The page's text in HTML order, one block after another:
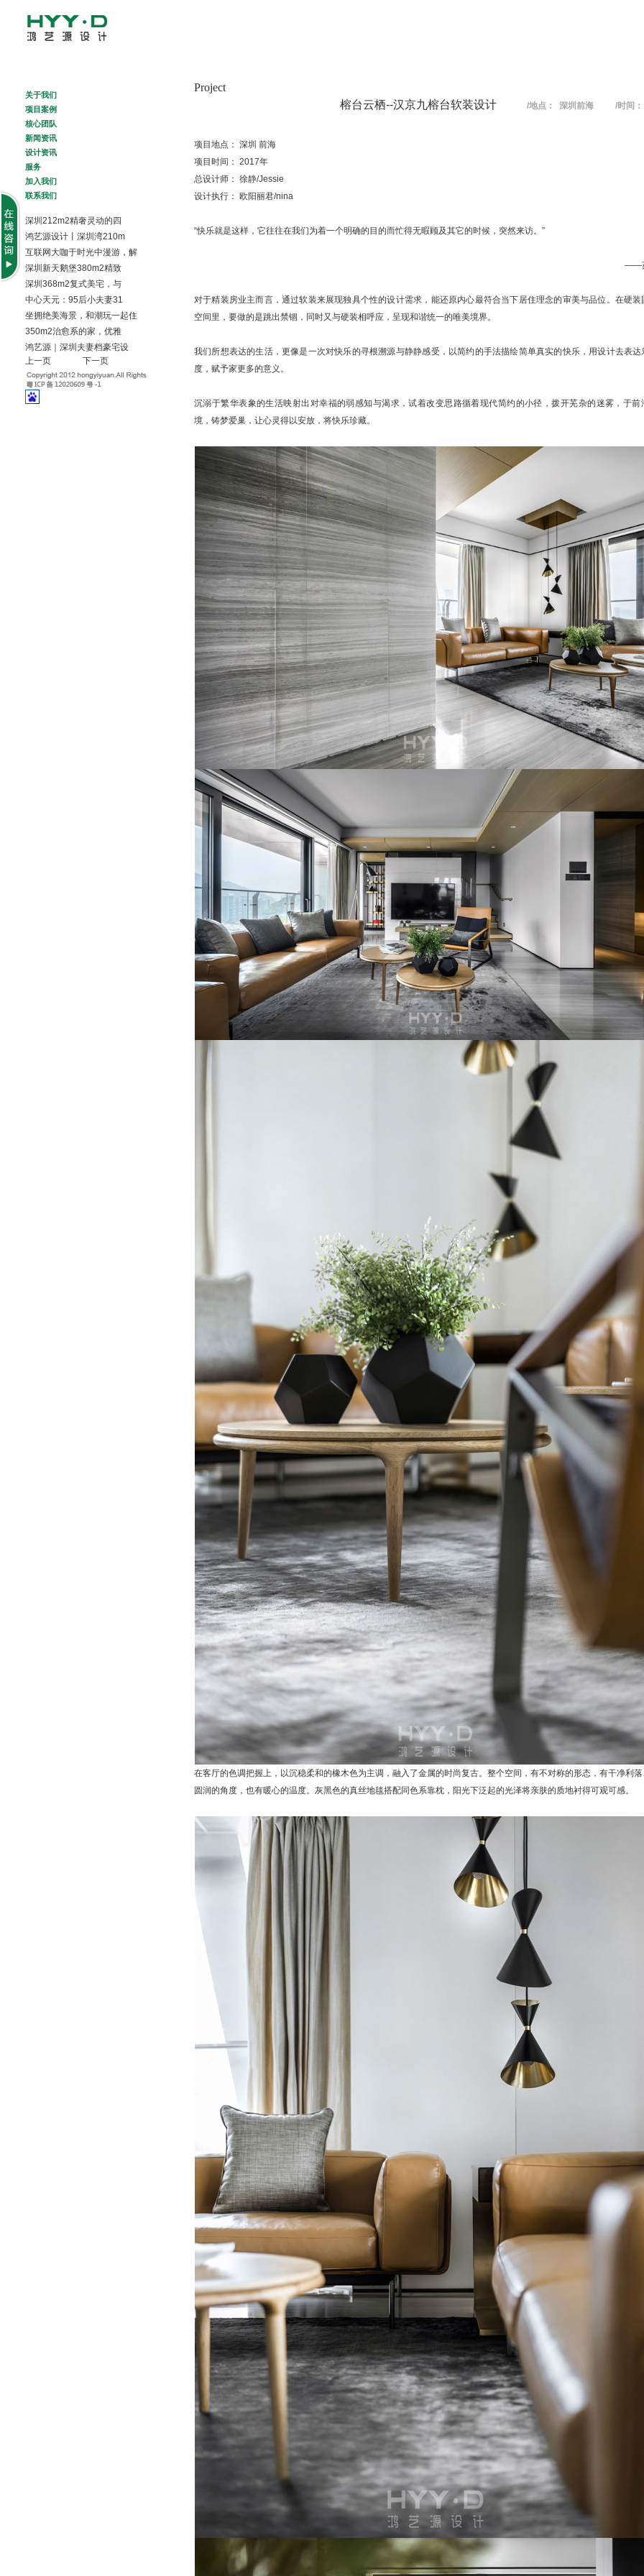
关于我们
Project
项目案例
Creative Team
核心团队
News
新闻资讯
Design News
设计资讯
Services
服务
Join Us
加入我们
Contact Us
联系我们
深圳212m2精奢灵动的四
鸿艺源设计丨深圳湾210m
互联网大咖于时光中漫游，解
深圳新天鹅堡380m2精致
深圳368m2复式美宅，与
中心天元：95后小夫妻31
坐拥绝美海景，和潮玩一起住
350m2治愈系的家，优雅
鸿艺源｜深圳夫妻档豪宅设
上一页
下一页
Project
榕台云栖--汉京九榕台软装设计
/地点： 深圳前海 /时间：
项目地点： 深圳 前海
项目时间： 2017年
总设计师： 徐静/Jessie
设计执行： 欧阳丽君/nina
“快乐就是这样，它往往在我们为着一个明确的目的而忙得无暇顾及其它的时候，突然来访。”
——
对于精装房业主而言，通过软装来展现独具个性的设计需求，能还原内心最符合当下居住理念的审美与品位。在硬装
空间里，要做的是跳出禁锢，同时又与硬装相呼应，呈现和谐统一的唯美境界。
我们所想表达的生活，更像是一次对快乐的寻根溯源与静静感受，以简约的手法描绘简单真实的快乐，用设计去表达
度，赋予家更多的意义。
沉溺于繁华表象的生活映射出对幸福的弱感知与渴求，试着改变思路循着现代简约的小径，拨开芜杂的迷雾，于前
境，铸梦爱巢，让心灵得以安放，将快乐珍藏。
在客厅的色调把握上，以沉稳柔和的橡木色为主调，融入了金属的时尚复古。整个空间，有不对称的形态，有干净利
圆润的角度，也有暖心的温度。灰黑色的真丝地毯搭配同色系靠枕，阳光下泛起的光泽将亲肤的质地衬得可观可感。